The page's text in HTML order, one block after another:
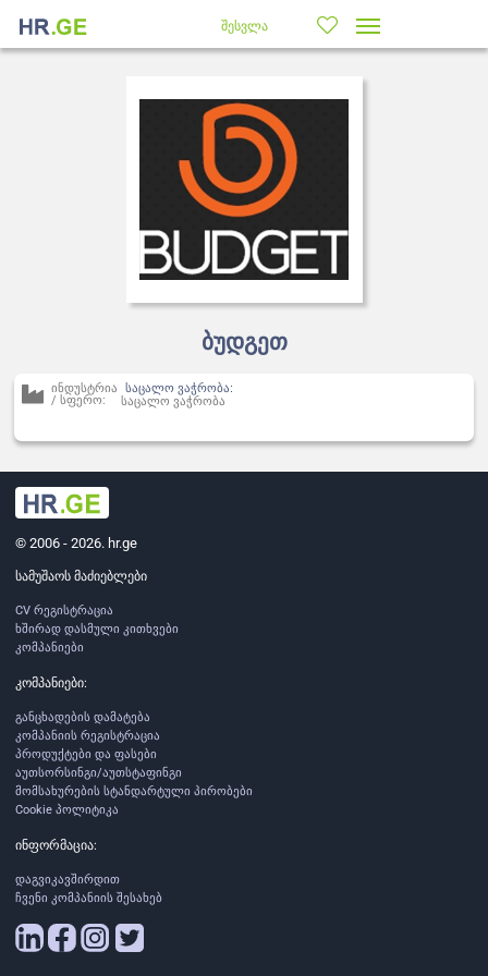
შესვლა
ბუდგეთ
ინდუსტრია
/ სფერო:
საცალო ვაჭრობა:
საცალო ვაჭრობა
© 2006 - 2026. hr.ge
სამუშაოს მაძიებლები
CV რეგისტრაცია
ხშირად დასმული კითხვები
კომპანიები
კომპანიები:
განცხადების დამატება
კომპანიის რეგისტრაცია
პროდუქტები და ფასები
აუთსორსინგი/აუთსტაფინგი
მომსახურების სტანდარტული პირობები
Cookie პოლიტიკა
ინფორმაცია:
დაგვიკავშირდით
ჩვენი კომპანიის შესახებ